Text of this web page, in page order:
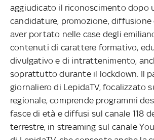
aggiudicato il riconoscimento dopo
candidature, promozione, diffusione
aver portato nelle case degli
contenuti di carattere formativo,
divulgativo e di intrattenimento,
soprattutto durante il lockdown. Il
giornaliero di LepidaTV, focalizzato
regionale, comprende programmi
fasce di età e diffusi sul canale 118
terrestre, in streaming sul canale